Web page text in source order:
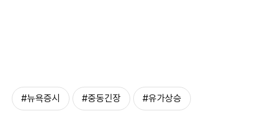
#뉴욕증시 #중동긴장 #유가상승